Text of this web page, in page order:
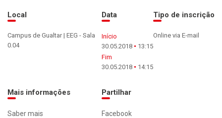
Local
Campus de Gualtar | EEG - Sala
0.04
Data
Início
30.05.2018
13:15
Fim
30.05.2018
14:15
Tipo de inscrição
Online via E-mail
Mais informações
Saber mais
Partilhar
Facebook